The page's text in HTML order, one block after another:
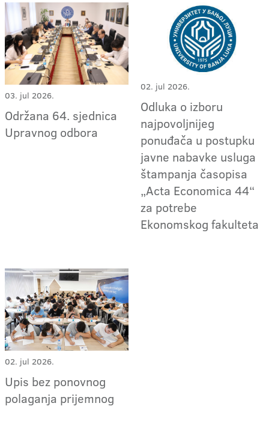
03. jul 2026.
Održana 64. sjednica
Upravnog odbora
02. jul 2026.
Odluka o izboru
najpovoljnijeg
ponuđača u postupku
javne nabavke usluga
štampanja časopisa
„Acta Economica 44“
za potrebe
Ekonomskog fakulteta
02. jul 2026.
Upis bez ponovnog
polaganja prijemnog